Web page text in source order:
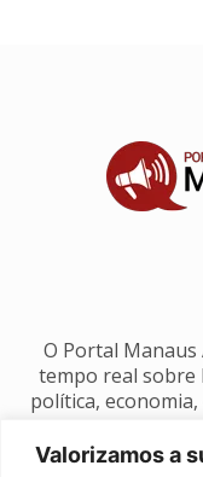
Valorizamos a
O Portal
tempo real sobre
política,